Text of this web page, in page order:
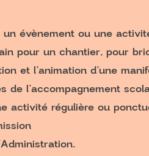
évènement ou une
pour un chantier, pour
et l’animation d’une
de l’accompagnement
activité régulière ou